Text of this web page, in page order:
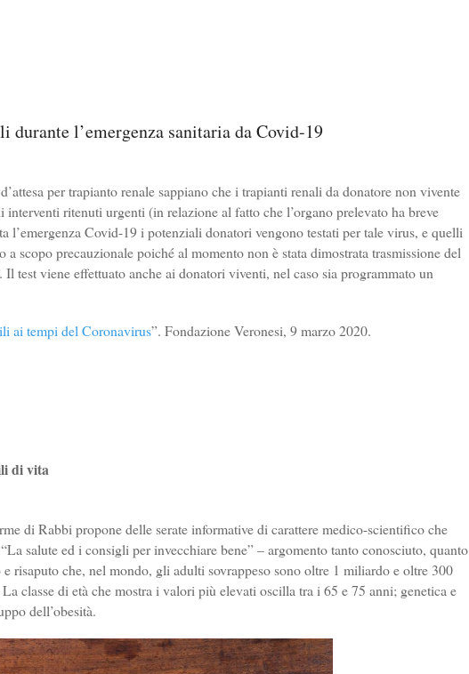
l’emergenza sanitaria da Covid-19
per trapianto renale sappiano che i trapianti renali da donatore non vivente
ritenuti urgenti (in relazione al fatto che l’organo prelevato ha breve
l’emergenza Covid-19 i potenziali donatori vengono testati per tale virus, e quelli
scopo precauzionale poiché al momento non è stata dimostrata trasmissione del
test viene effettuato anche ai donatori viventi, nel caso sia programmato un
ai tempi del Coronavirus”. Fondazione Veronesi, 9 marzo 2020.
di vita
di Rabbi propone delle serate informative di carattere medico-scientifico che
salute ed i consigli per invecchiare bene” – argomento tanto conosciuto, quanto
risaputo che, nel mondo, gli adulti sovrappeso sono oltre 1 miliardo e oltre 300
classe di età che mostra i valori più elevati oscilla tra i 65 e 75 anni; genetica e
dell’obesità.